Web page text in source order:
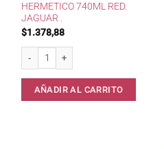
HERMETICO 740ML RED.
JAGUAR .
$1.378,88
Hermetico 740ml Red. Jaguar . cantidad
AÑADIR AL CARRITO